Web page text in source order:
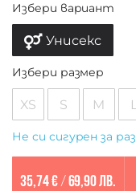
Избери вариант
Унисекс
Избери размер
XS S M
Не си сигурен за
35,74 €/ 69,90 лв.